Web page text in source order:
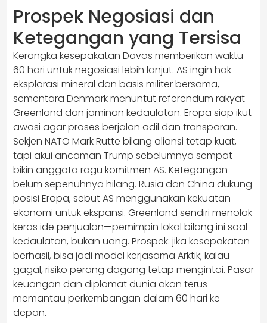
Prospek Negosiasi dan
Ketegangan yang Tersisa
Kerangka kesepakatan Davos memberikan waktu
60 hari untuk negosiasi lebih lanjut. AS ingin hak
eksplorasi mineral dan basis militer bersama,
sementara Denmark menuntut referendum rakyat
Greenland dan jaminan kedaulatan. Eropa siap ikut
awasi agar proses berjalan adil dan transparan.
Sekjen NATO Mark Rutte bilang aliansi tetap kuat,
tapi akui ancaman Trump sebelumnya sempat
bikin anggota ragu komitmen AS. Ketegangan
belum sepenuhnya hilang. Rusia dan China dukung
posisi Eropa, sebut AS menggunakan kekuatan
ekonomi untuk ekspansi. Greenland sendiri menolak
keras ide penjualan—pemimpin lokal bilang ini soal
kedaulatan, bukan uang. Prospek: jika kesepakatan
berhasil, bisa jadi model kerjasama Arktik; kalau
gagal, risiko perang dagang tetap mengintai. Pasar
keuangan dan diplomat dunia akan terus
memantau perkembangan dalam 60 hari ke
depan.